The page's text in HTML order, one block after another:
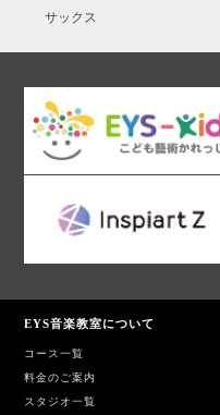
サックス
EYS音楽教室について
コース一覧
料金のご案内
スタジオ一覧